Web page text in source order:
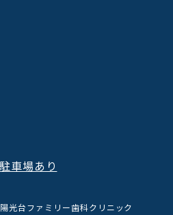
車場あり
光台ファミリー歯科クリニック